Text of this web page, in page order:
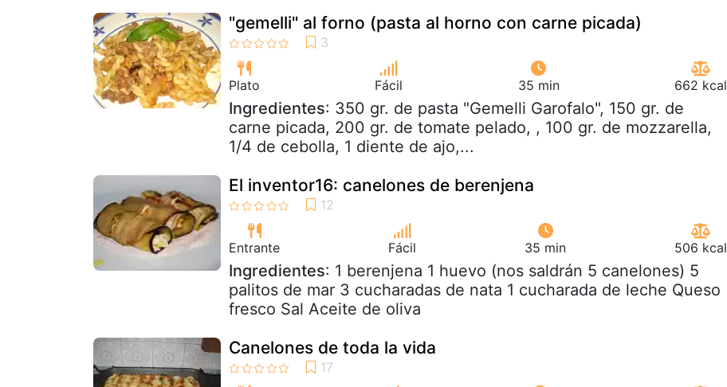
"gemelli" al forno (pasta al horno con carne picada)
Plato Fácil 35 min 662 kcal
Ingredientes: 350 gr. de pasta "Gemelli Garofalo", 150 gr. de
carne picada, 200 gr. de tomate pelado, , 100 gr. de mozzarella,
1/4 de cebolla, 1 diente de ajo,...
El inventor16: canelones de berenjena
Entrante Fácil 35 min 506 kcal
Ingredientes: 1 berenjena 1 huevo (nos saldrán 5 canelones) 5
palitos de mar 3 cucharadas de nata 1 cucharada de leche Queso
fresco Sal Aceite de oliva
Canelones de toda la vida